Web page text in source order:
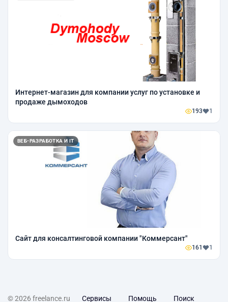
Интернет-магазин для компании услуг по установке и
продаже дымоходов
193 1
ВЕБ-РАЗРАБОТКА И IT
Сайт для консалтинговой компании "Коммерсант"
161 1
© 2026 freelance.ru Сервисы Помощь Поиск